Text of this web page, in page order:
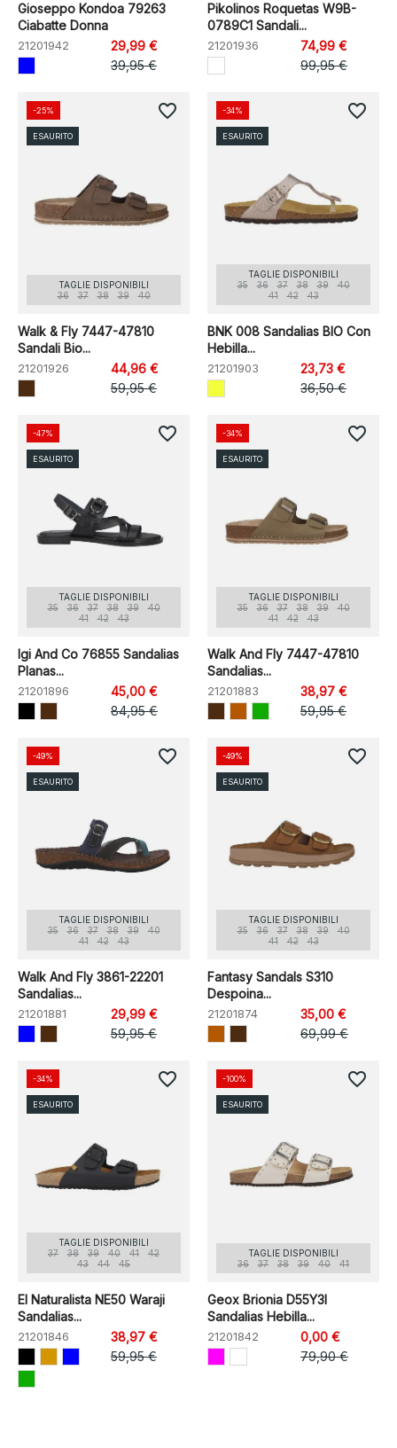
Gioseppo Kondoa 79263
Ciabatte Donna
21201942
29,99 €
39,95 €
Pikolinos Roquetas W9B-
0789C1 Sandali...
21201936
74,99 €
99,95 €
TAGLIE DISPONIBILI
36
37 38 39 40
Walk & Fly 7447-47810
Sandali Bio...
21201926
44,96 €
59,95 €
-25%
ESAURITO
favorite_border
TAGLIE DISPONIBILI
35
36 37 38 39
40
41
42 43
BNK 008 Sandalias BIO Con
Hebilla...
21201903
23,73 €
36,50 €
-34%
ESAURITO
favorite_border
TAGLIE DISPONIBILI
35
36 37 38 39
40
41
42 43
Igi And Co 76855 Sandalias
Planas...
21201896
45,00 €
84,95 €
-47%
ESAURITO
favorite_border
TAGLIE DISPONIBILI
35
36 37 38 39
40
41
42 43
Walk And Fly 7447-47810
Sandalias...
21201883
38,97 €
59,95 €
-34%
ESAURITO
favorite_border
TAGLIE DISPONIBILI
35
36 37 38 39
40
41
42 43
Walk And Fly 3861-22201
Sandalias...
21201881
29,99 €
59,95 €
-49%
ESAURITO
favorite_border
TAGLIE DISPONIBILI
35
36 37 38 39
40
41
42 43
Fantasy Sandals S310
Despoina...
21201874
35,00 €
69,99 €
-49%
ESAURITO
favorite_border
TAGLIE DISPONIBILI
37
38 39 40 41
42
43
44 45
El Naturalista NE50 Waraji
Sandalias...
21201846
38,97 €
59,95 €
-34%
ESAURITO
favorite_border
TAGLIE DISPONIBILI
36
37 38 39 40 41
Geox Brionia D55Y3I
Sandalias Hebilla...
21201842
0,00 €
79,90 €
-100%
ESAURITO
favorite_border